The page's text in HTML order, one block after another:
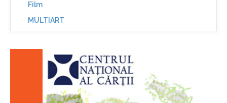
Film
MULTIART